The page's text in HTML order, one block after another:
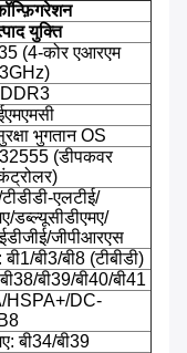
युक्ति
(4-कोर एआरएम
भुगतान OS
(डीपकवर
एलटीई/
डब्ल्यूसीडीएमए/
जीपीआरएस
बी3/बी8 (टीबीडी)
बी39/बी40/बी41
HSPA+/DC-
बी34/बी39